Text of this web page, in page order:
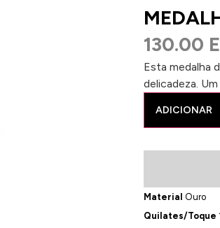
130.00
Esta medalha
delicadeza.
ADICIONAR
Material Ouro
Quilates/Toque